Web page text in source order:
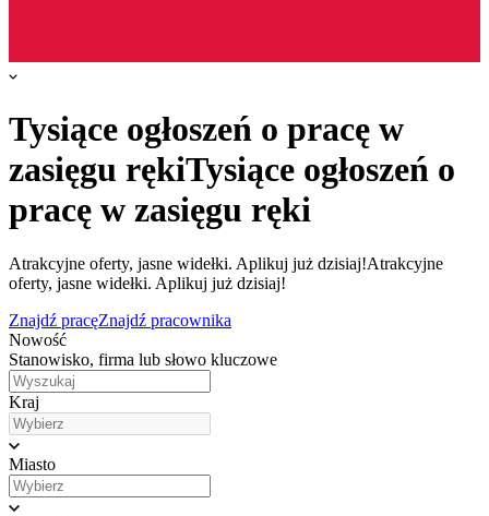
Tysiące ogłoszeń o pracę w
zasięgu rękiTysiące ogłoszeń o
pracę w zasięgu ręki
Atrakcyjne oferty, jasne widełki. Aplikuj już dzisiaj!Atrakcyjne
oferty, jasne widełki. Aplikuj już dzisiaj!
Znajdź pracęZnajdź pracownika
Nowość
Stanowisko, firma lub słowo kluczowe
Kraj
Miasto